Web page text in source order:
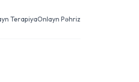
TerapiyaOnlayn Pəhriz